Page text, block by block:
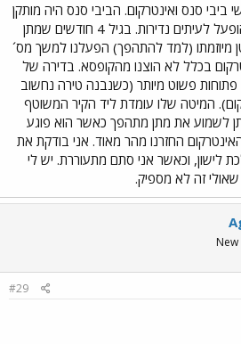
סנס ואינטרקום. הביבי סנס היה מותקן
מהתתחלה, אבל הופעל לעיתים נדירות. בגיל 4 חודשים שמתן
מיוזמתו (למד להתהפך) הפעלנו למשך מס´
בכלל לא הוצנו מהקופסא. בדירה של
פתוחות פשוט מיותר (כשנבנה טירה נחשוב
המיטה שלו עומדת ליד הקיר המשוטף
לשמוע את מתן מתהפך כאשר הוא פוגע
החזרנו מהר מאוד. אני בודקת את
לישון, וכאשר אני סתם מתעוררת. יש לי
זה לא מספיק.
#29